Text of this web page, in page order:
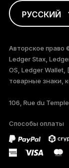
РУССКИЙ
FRANÇAIS
TÜRKÇE
DEUTSCH
PORTUGUÊS
ESPAÑOL
Авторское право
Ledger Stax,
OS, Ledger Wallet,
товарные знаки,
106, Rue du
Способы оплаты